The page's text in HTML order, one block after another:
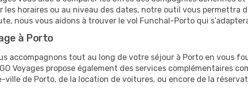
horaires ou au niveau des dates, notre outil vous permettra
nous vous aidons à trouver le vol Funchal-Porto qui
à Porto
accompagnons tout au long de votre séjour à Porto en vous
Voyages propose également des services complémentaires
de Porto, de la location de voitures, ou encore de la